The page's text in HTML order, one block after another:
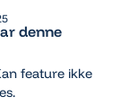
denne
feature ikke